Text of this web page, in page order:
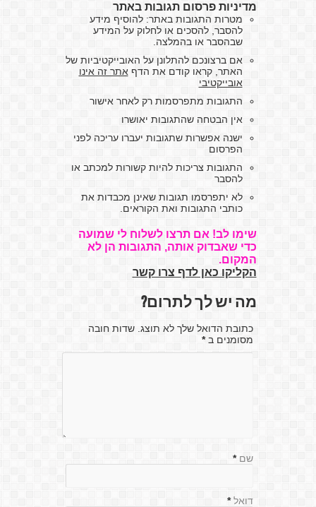
מדיניות פרסום תגובות באתר
מטרות התגובות באתר: להוסיף מידע
להסבר, להסכים או לחלוק על המידע
שבהסבר או בהמלצה.
אם ברצונכם להתלונן על האובייקטיביות של
האתר, קראו קודם את הדף אתר זה אינו
אובייקטיבי
התגובות מתפרסמות רק לאחר אישור
אין הבטחה שהתגובות יאושרו
ישנה אפשרות שתגובות יעברו עריכה לפני
הפרסום
התגובות צריכות להיות קשורות למכתב או
להסבר
לא יתפרסמו תגובות שאינן מכבדות את
כותבי התגובות ואת הקוראים.
שימו לב! אם תרצו לשלוח לי שמועה
כדי שאבדוק אותה, התגובות הן לא
המקום.
הקליקו כאן לדף צרו קשר
מה יש לך לתרום?
כתובת הדואל שלך לא תוצג. שדות חובה
מסומנים ב*
שם *
דואל *